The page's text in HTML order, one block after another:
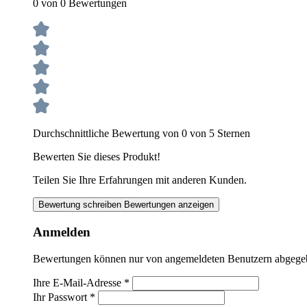
0 von 0 Bewertungen
Durchschnittliche Bewertung von 0 von 5 Sternen
Bewerten Sie dieses Produkt!
Teilen Sie Ihre Erfahrungen mit anderen Kunden.
Bewertung schreiben Bewertungen anzeigen
Anmelden
Bewertungen können nur von angemeldeten Benutzern
Ihre E-Mail-Adresse *
Ihr Passwort *